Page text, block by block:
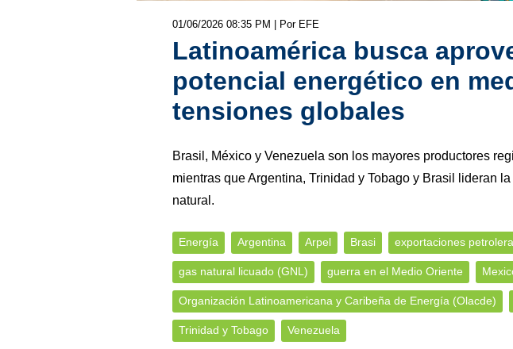
01/06/2026 08:35 PM | Por EFE
Latinoamérica busca
potencial energético en
tensiones globales
Brasil, México y Venezuela son los mayores productores
mientras que Argentina, Trinidad y Tobago y Brasil lideran
natural.
Energía Argentina Arpel Brasi exportaciones
gas natural licuado (GNL) guerra en el Medio Oriente
Organización Latinoamericana y Caribeña de Energía (Olacde)
Trinidad y Tobago Venezuela